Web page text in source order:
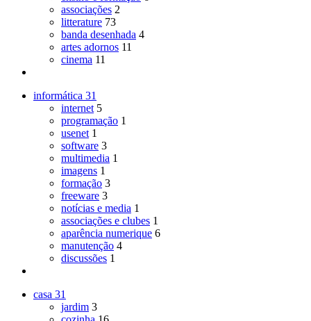
associações 2
litterature 73
banda desenhada 4
artes adornos 11
cinema 11
informática 31
internet 5
programação 1
usenet 1
software 3
multimedia 1
imagens 1
formação 3
freeware 3
notícias e media 1
associações e clubes 1
aparência numerique 6
manutenção 4
discussões 1
casa 31
jardim 3